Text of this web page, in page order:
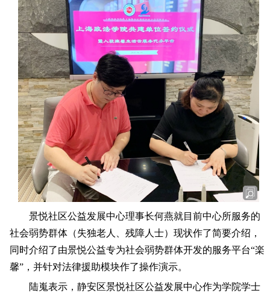
景悦社区公益发展中心理事长何燕就目前中心所服务的
社会弱势群体（失独老人、残障人士）现状作了简要介绍，
同时介绍了由景悦公益专为社会弱势群体开发的服务平台“楽
馨” ，并针对法律援助模块作了操作演示。
陆嵬表示，静安区景悦社区公益发展中心作为学院学士